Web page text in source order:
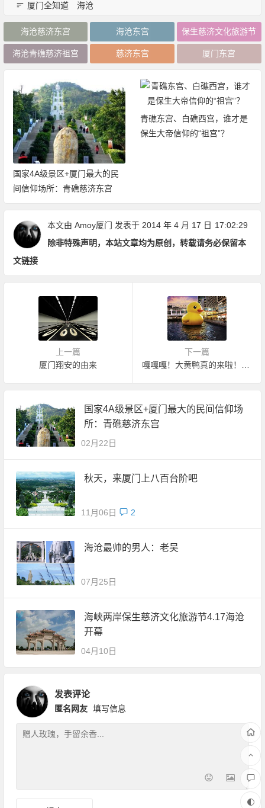
厦门全知道 海沧
海沧慈济东宫 海沧东宫 保生慈济文化旅游节
海沧青礁慈济祖宫 慈济东宫 厦门东宫
国家4A级景区+厦门最大的民
间信仰场所：青礁慈济东宫
青礁东宫、白礁西宫，谁才是
保生大帝信仰的“祖宫”？
本文由 Amoy厦门 发表于 2014 年 4 月 17 日 17:02:29
除非特殊声明，本站文章均为原创，转载请务必保留本
文链接
上一篇
厦门翔安的由来
下一篇
国家4A级景区+厦门最大的民间信仰场
所：青礁慈济东宫
02月22日
秋天，来厦门上八百台阶吧
11月06日 2
海沧最帅的男人：老吴
07月25日
海峡两岸保生慈济文化旅游节4.17海沧
开幕
04月10日
发表评论
匿名网友 填写信息